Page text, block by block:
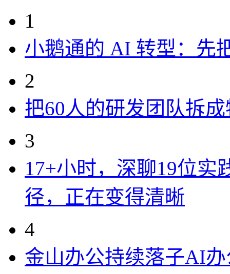
1
小鹅通的 AI 转型：先
2
把60人的研发团队拆
3
17+小时，深聊19位实
径，正在变得清晰
4
金山办公持续落子AI办